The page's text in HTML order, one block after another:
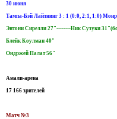
30 июня
Тампа-Бэй Лайтнинг 3 : 1 (0:0, 2:1, 1:0)
Энтони Сирелли 27"--------Ник Сузуки
Блейк Коулман 40"
Ондржей Палат 56"
Амали-арена
17 166 зрителей
Матч №3